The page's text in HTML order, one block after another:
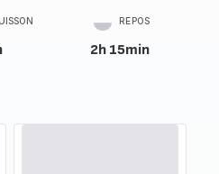
REPOS
2h 15min